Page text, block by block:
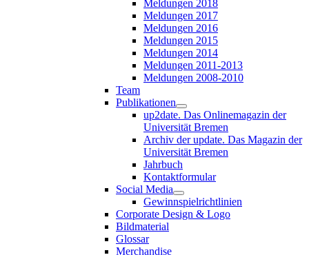
Meldungen 2018
Meldungen 2017
Meldungen 2016
Meldungen 2015
Meldungen 2014
Meldungen 2011-2013
Meldungen 2008-2010
Team
Publikationen
up2date. Das Onlinemagazin der
Universität Bremen
Archiv der update. Das Magazin der
Universität Bremen
Jahrbuch
Kontaktformular
Social Media
Gewinnspielrichtlinien
Corporate Design & Logo
Bildmaterial
Glossar
Merchandise